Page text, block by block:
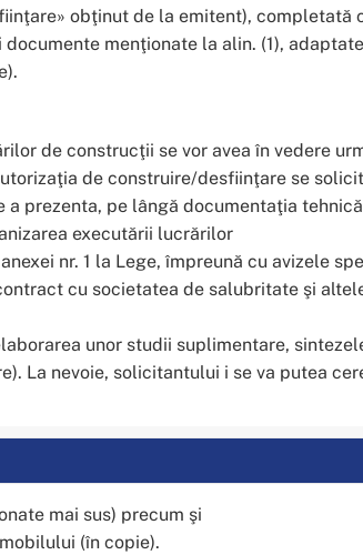
obţinut de la emitent),
menţionate la alin. (1),
de construcţii se vor avea în vedere
de construire/desfiinţare se
pe lângă documentaţia tehnică
executării lucrărilor
nr. 1 la Lege, împreună cu avizele
cu societatea de salubritate şi
unor studii suplimentare,
La nevoie, solicitantului i se va putea
mai sus) precum şi
(în copie).